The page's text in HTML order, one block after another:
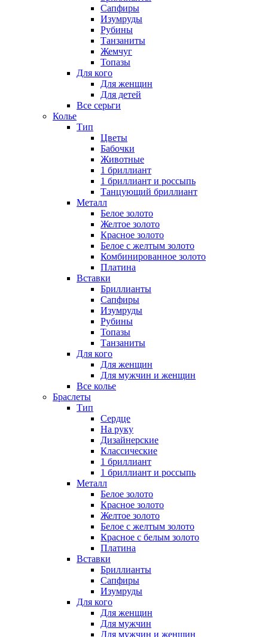
Сапфиры
Изумруды
Рубины
Танзаниты
Жемчуг
Топазы
Для кого
Для женщин
Для детей
Все серьги
Колье
Тип
Цветы
Бабочки
Животные
1 бриллиант
1 бриллиант и россыпь
Танцующий бриллиант
Металл
Белое золото
Желтое золото
Красное золото
Белое с желтым золото
Комбинированное золото
Платина
Вставки
Бриллианты
Сапфиры
Изумруды
Рубины
Топазы
Танзаниты
Для кого
Для женщин
Для мужчин и женщин
Все колье
Браслеты
Тип
Сердце
На руку
Дизайнерские
Классические
1 бриллиант
1 бриллиант и россыпь
Металл
Белое золото
Красное золото
Желтое золото
Белое с желтым золото
Красное с белым золото
Платина
Вставки
Бриллианты
Сапфиры
Изумруды
Для кого
Для женщин
Для мужчин
Для мужчин и женщин